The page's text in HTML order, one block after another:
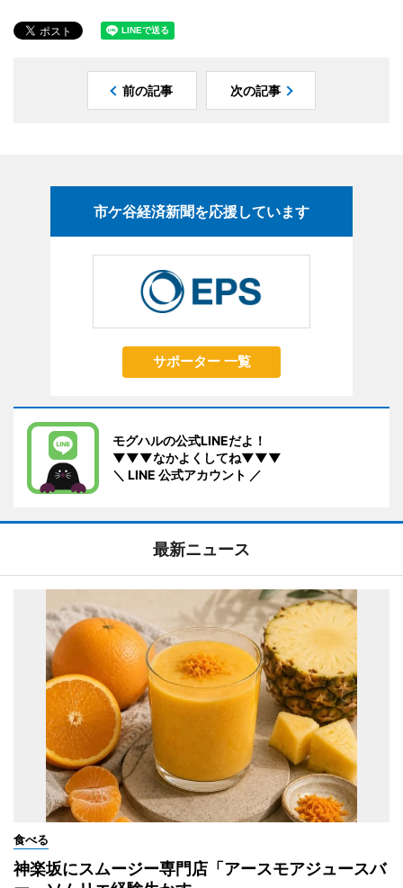
前の記事 次の記事
市ケ谷経済新聞を応援しています
サポーター 一覧
モグハルの公式LINEだよ！
▼▼▼なかよくしてね▼▼▼
＼ LINE 公式アカウント ／
最新ニュース
食べる
神楽坂にスムージー専門店「アースモアジュースバ